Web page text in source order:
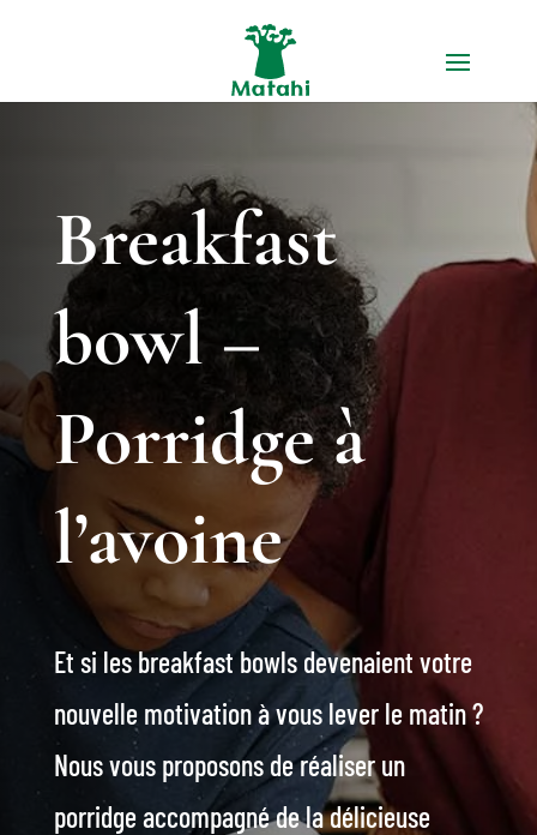
Breakfast
bowl –
Porridge à
l’avoine
Et si les breakfast bowls devenaient votre
nouvelle motivation à vous lever le matin ?
Nous vous proposons de réaliserun
porridge accompagné de la délicieuse